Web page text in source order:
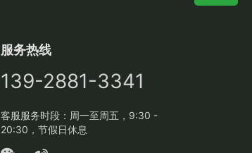
服务热线
139-2881-3341
客服服务时段：周一至周五，9:30 -
20:30，节假日休息